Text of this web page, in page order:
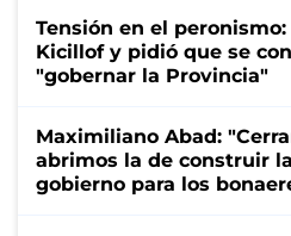
Tensión en el
Kicillof y pidió que se
"gobernar la Provincia"
Maximiliano Abad:
abrimos la de construir
gobierno para los